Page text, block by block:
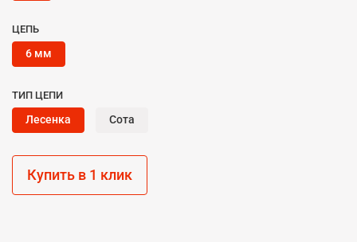
Купить в 1 клик
ЦЕПЬ
6 мм
ТИП ЦЕПИ
Лесенка Сота